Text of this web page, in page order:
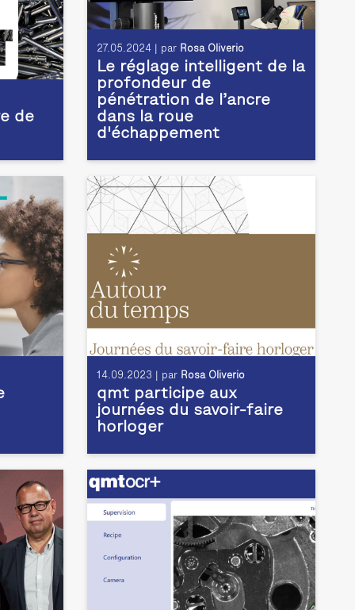
de
27.05.2024 | par Rosa Oliverio
Le réglage intelligent de la
profondeur de
pénétration de l’ancre
dans la roue
d'échappement
14.09.2023 | par Rosa Oliverio
qmt participe aux
journées du savoir-faire
horloger